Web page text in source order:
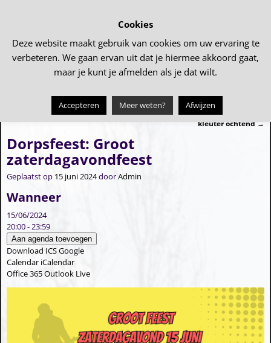
Bericht navigatie
Dorpsfeest: de Alleskunner
Dorpsfeest: ‘De Bazuin’ peuter en
kleuter ochtend→
Dorpsfeest: Groot
zaterdagavondfeest
Geplaatst op 15 juni 2024doorAdmin
Wanneer
15/06/2024
20:00 - 23:59
Aan agenda toevoegen
Download ICSGoogle
Calendar iCalendar
Office 365Outlook Live
Cookies
Deze website maakt gebruik van cookies om uw ervaring te
verbeteren. We gaan ervan uit dat je hiermee akkoord gaat,
maar je kunt je afmelden als je dat wilt.
Accepteren Meer weten? Afwijzen